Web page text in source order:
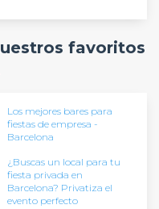
favoritos
Los mejores bares para
fiestas de empresa -
Barcelona
¿Buscas un local para tu
fiesta privada en
Barcelona? Privatiza el
evento perfecto